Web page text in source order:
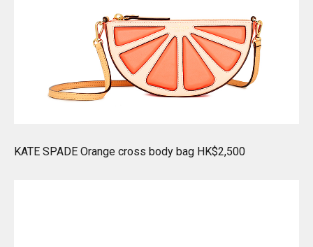
KATE SPADE Orange cross body bag HK$2,500